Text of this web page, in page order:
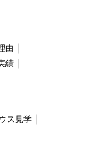
由
績
ス見学